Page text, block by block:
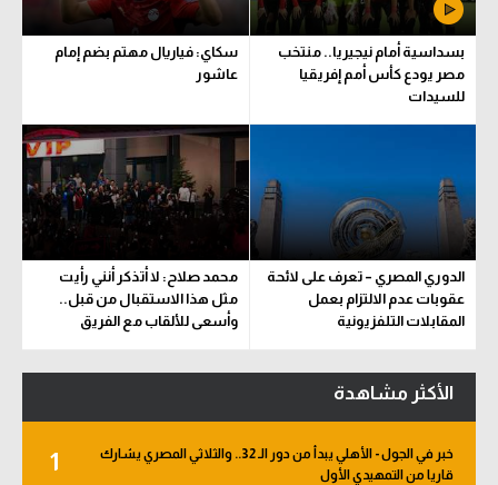
بسداسية أمام نيجيريا.. منتخب
مصر يودع كأس أمم إفريقيا
للسيدات
سكاي: فياريال مهتم بضم إمام
عاشور
الدوري المصري – تعرف على لائحة
عقوبات عدم الالتزام بعمل
المقابلات التلفزيونية
محمد صلاح: لا أتذكر أنني رأيت
مثل هذا الاستقبال من قبل..
وأسعى للألقاب مع الفريق
الأكثر مشاهدة
1
خبر في الجول - الأهلي يبدأ من دور الـ 32.. والثلاثي المصري يشارك
قاريا من التمهيدي الأول